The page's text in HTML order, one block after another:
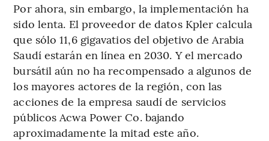
Por ahora, sin embargo, la implementación ha
sido lenta. El proveedor de datos Kpler calcula
que sólo 11,6 gigavatios del objetivo de Arabia
Saudí estarán en línea en 2030. Y el mercado
bursátil aún no ha recompensado a algunos de
los mayores actores de la región, con las
acciones de la empresa saudí de servicios
públicos Acwa Power Co. bajando
aproximadamente la mitad este año.